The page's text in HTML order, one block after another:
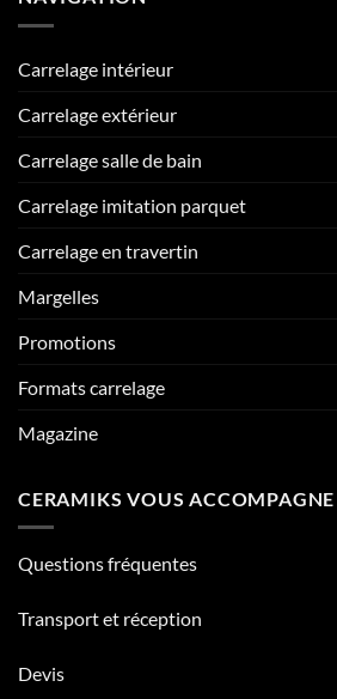
Carrelage intérieur
Carrelage extérieur
Carrelage salle de bain
Carrelage imitation parquet
Carrelage en travertin
Margelles
Promotions
Formats carrelage
Magazine
CERAMIKS VOUS ACCOMPAGNE
Questions fréquentes
Transport et réception
Devis